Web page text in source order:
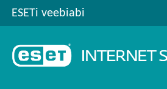
ESETi veebiabi